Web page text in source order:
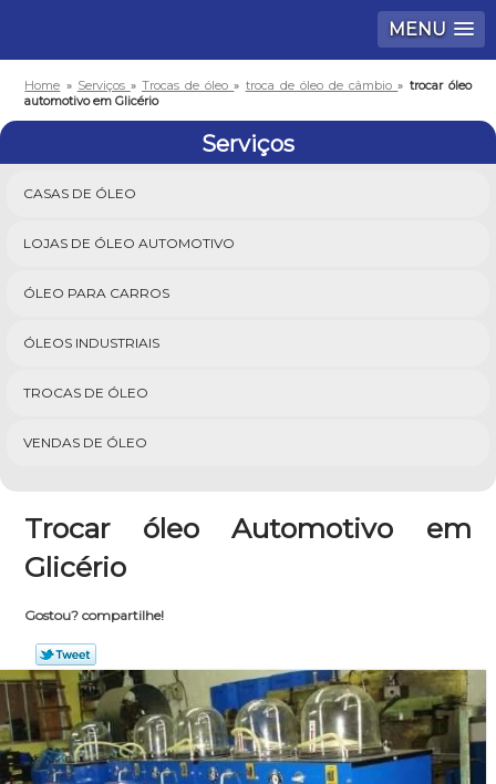
MENU
Home » Serviços »Trocas de óleo» troca de óleo de câmbio» trocar óleo
automotivo em Glicério
Serviços
CASAS DE ÓLEO
LOJAS DE ÓLEO AUTOMOTIVO
ÓLEO PARA CARROS
ÓLEOS INDUSTRIAIS
TROCAS DE ÓLEO
VENDAS DE ÓLEO
Trocar óleo Automotivo em
Glicério
Gostou? compartilhe!